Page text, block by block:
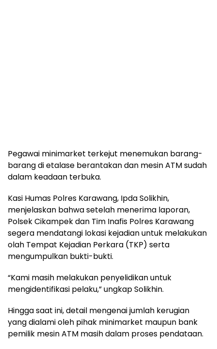
Pegawai minimarket terkejut menemukan barang-
barang di etalase berantakan dan mesin ATM sudah
dalam keadaan terbuka.
Kasi Humas Polres Karawang, Ipda Solikhin,
menjelaskan bahwa setelah menerima laporan,
Polsek Cikampek dan Tim Inafis Polres Karawang
segera mendatangi lokasi kejadian untuk melakukan
olah Tempat Kejadian Perkara (TKP) serta
mengumpulkan bukti-bukti.
“Kami masih melakukan penyelidikan untuk
mengidentifikasi pelaku,” ungkap Solikhin.
Hingga saat ini, detail mengenai jumlah kerugian
yang dialami oleh pihak minimarket maupun bank
pemilik mesin ATM masih dalam proses pendataan.